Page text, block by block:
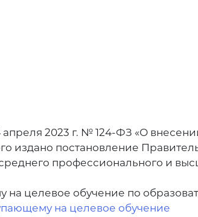
апреля 2023 г. № 124-ФЗ «О
издано постановление
профессионального и
на целевое обучение по
на целевое обучение